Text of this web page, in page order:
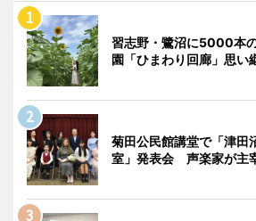
習志野・鷺沼に5000本
園「ひまわり回廊」思い
菊田公民館講堂で「津田
室」発表会 声楽家が主